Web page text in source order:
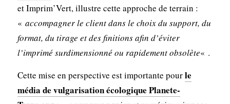
et Imprim’Vert, illustre cette approche de terrain :
« accompagner le client dans le choix du support, du
format, du tirage et des finitions afin d’éviter
l’imprimé surdimensionné ou rapidement obsolète« .
Cette mise en perspective est importante pourle
média de vulgarisation écologique Planete-